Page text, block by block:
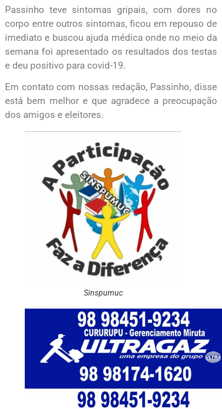
Passinho teve sintomas gripais, com dores no
corpo entre outros sintomas, ficou em repouso de
imediato e buscou ajuda médica onde no meio da
semana foi apresentado os resultados dos testas
e deu positivo para covid-19.
Em contato com nossas redação, Passinho, disse
está bem melhor e que agradece a preocupação
dos amigos e eleitores.
Sinspumuc